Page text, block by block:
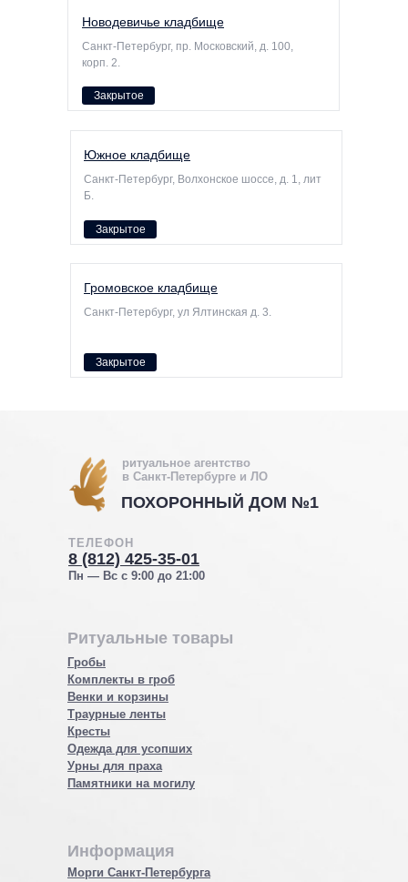
Закрытое
Санкт-Петербург, пр. Московский, д. 100,
корп. 2.
Новодевичье кладбище
Закрытое
Санкт-Петербург, Волхонское шоссе, д. 1, лит
Б.
Южное кладбище
Закрытое
Санкт-Петербург, ул Ялтинская д. 3.
Громовское кладбище
Ритуальные товары
Гробы
Комплекты в гроб
Венки и корзины
Траурные ленты
Кресты
Одежда для усопших
Урны для праха
Памятники на могилу
Информация
Морги Санкт-Петербурга
ПОХОРОННЫЙ ДОМ №1
ТЕЛЕФОН
8 (812) 425-35-01
Пн — Вс с 9:00 до 21:00
ритуальное агентство
в Санкт-Петербурге и ЛО